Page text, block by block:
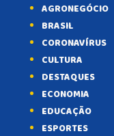
AGRONEGÓCIO
BRASIL
CORONAVÍRUS
CULTURA
DESTAQUES
ECONOMIA
EDUCAÇÃO
ESPORTES